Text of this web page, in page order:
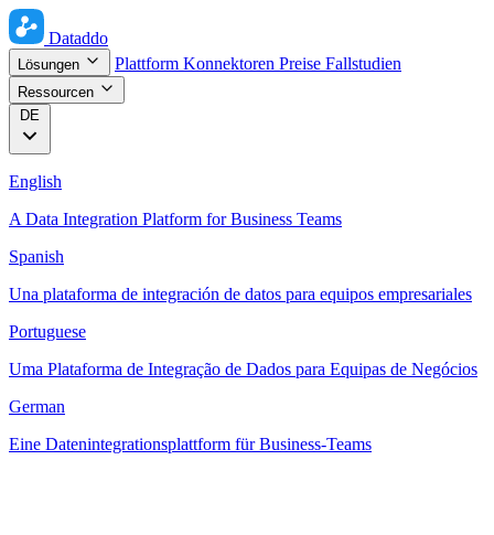
Dataddo
Lösungen Plattform Konnektoren Preise Fallstudien
Ressourcen
DE
English
A Data Integration Platform for Business Teams
Spanish
Una plataforma de integración de datos para equipos empresariales
Portuguese
Uma Plataforma de Integração de Dados para Equipas de Negócios
German
Eine Datenintegrationsplattform für Business-Teams